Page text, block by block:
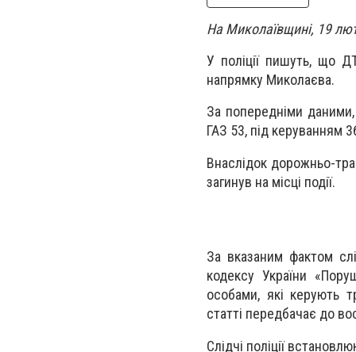
На Миколаївщині, 19
У поліції пишуть, що
напрямку Миколаєва.
За попередніми
ГАЗ 53, під керуванням
Внаслідок дорожньо-
загинув на місці події.
За вказаним фактом
кодексу України
особами, які керують
статті передбачає до
Слідчі поліції